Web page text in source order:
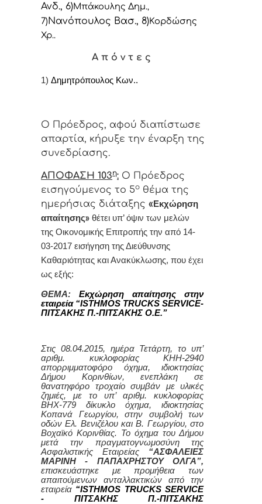
Ανδ., 6)Μπάκουλης Δημ.,
7)Νανόπουλος Βασ., 8)Κορδώσης
Χρ..
Α π ό ν τ ε ς
1) Δημητρόπουλος Κων..
Ο Πρόεδρος, αφού διαπίστωσε
απαρτία, κήρυξε την έναρξη της
συνεδρίασης.
ΑΠΟΦΑΣΗ 103η: Ο Πρόεδρος
εισηγούμενος το 5ο θέμα της
ημερήσιας διάταξης « Εκχώρηση
απαίτησης» θέτει υπ’ όψιν των μελών
της Οικονομικής Επιτροπής την από 14-
03-2017 εισήγηση της Διεύθυνσης
Καθαριότητας και Ανακύκλωσης, που έχει
ως εξής:
ΘΕΜΑ: Εκχώρηση απαίτησης στην
εταιρεία “ISTHMOS TRUCKS SERVICE-
ΠΙΤΣΑΚΗΣ Π.-ΠΙΤΣΑΚΗΣ Ο.Ε.”
Στις 08.04.2015, ημέρα Τετάρτη, το υπ’
αριθμ. κυκλοφορίας ΚΗΗ-2940
απορριμματοφόρο όχημα, ιδιοκτησίας
Δήμου Κορινθίων, ενεπλάκη σε
θανατηφόρο τροχαίο συμβάν με υλικές
ζημιές, με το υπ’ αριθμ. κυκλοφορίας
ΒΗΧ-779 δίκυκλο όχημα, ιδιοκτησίας
Κοπανά Γεωργίου, στην συμβολή των
οδών Ελ. Βενιζέλου και Β. Γεωργίου, στο
Βοχαϊκό Κορινθίας. Το όχημα του Δήμου
μετά την πραγματογνωμοσύνη της
Ασφαλιστικής Εταιρείας “ΑΣΦΑΛΕΙΕΣ
ΜΑΡΙΝΗ - ΠΑΠΑΧΡΗΣΤΟΥ ΟΛΓΑ”,
επισκευάστηκε με προμήθεια των
απαιτούμενων ανταλλακτικών από την
εταιρεία “ISTHMOS TRUCKS SERVICE
- ΠΙΤΣΑΚΗΣ Π.-ΠΙΤΣΑΚΗΣ